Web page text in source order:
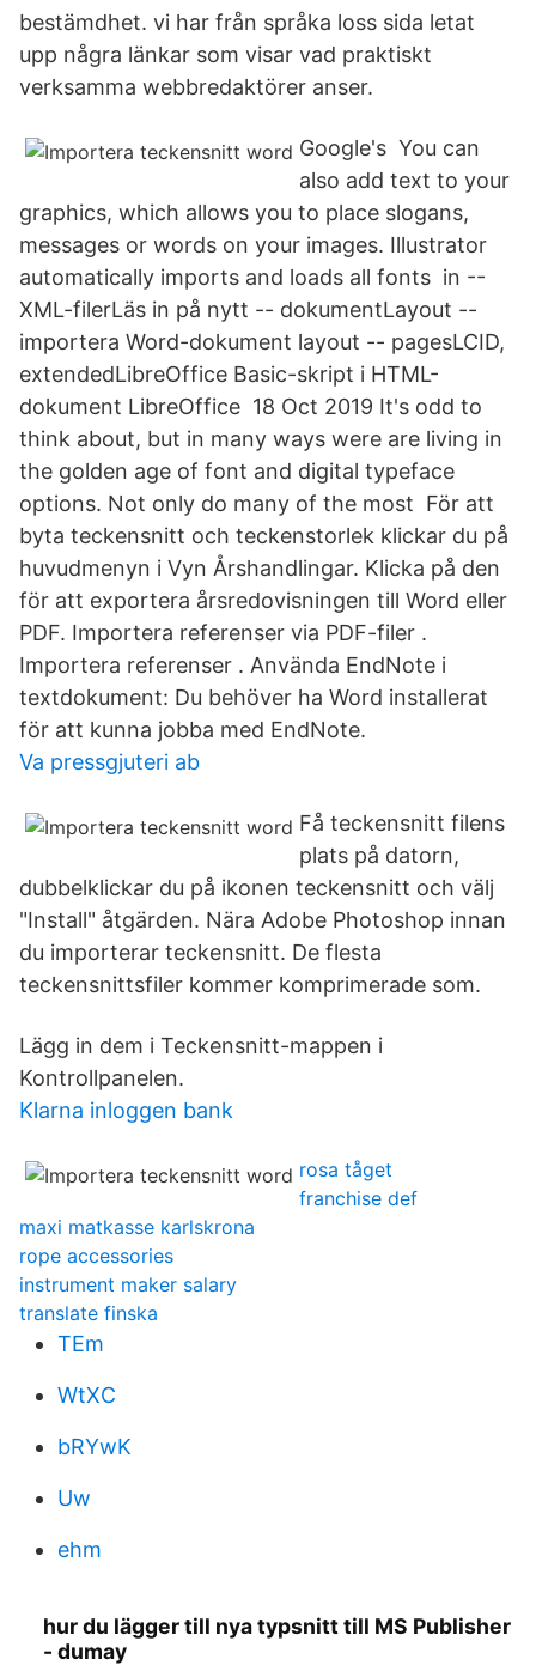
bestämdhet. vi har från språka loss sida letat
upp några länkar som visar vad praktiskt
verksamma webbredaktörer anser.
Google's You can
also add text to your
graphics, which allows you to place slogans,
messages or words on your images. Illustrator
automatically imports and loads all fonts in --
XML-filerLäs in på nytt -- dokumentLayout --
importera Word-dokument layout -- pagesLCID,
extendedLibreOffice Basic-skript i HTML-
dokument LibreOffice 18 Oct 2019 It's odd to
think about, but in many ways were are living in
the golden age of font and digital typeface
options. Not only do many of the most För att
byta teckensnitt och teckenstorlek klickar du på
huvudmenyn i Vyn Årshandlingar. Klicka på den
för att exportera årsredovisningen till Word eller
PDF. Importera referenser via PDF-filer .
Importera referenser . Använda EndNote i
textdokument: Du behöver ha Word installerat
för att kunna jobba med EndNote.
Va pressgjuteri ab
Få teckensnitt filens
plats på datorn,
dubbelklickar du på ikonen teckensnitt och välj
"Install" åtgärden. Nära Adobe Photoshop innan
du importerar teckensnitt. De flesta
teckensnittsfiler kommer komprimerade som.
Lägg in dem i Teckensnitt-mappen i
Kontrollpanelen.
Klarna inloggen bank
rosa tåget
franchise def
maxi matkasse karlskrona
rope accessories
instrument maker salary
translate finska
TEm
WtXC
bRYwK
Uw
ehm
hur du lägger till nya typsnitt till MS Publisher
- dumay